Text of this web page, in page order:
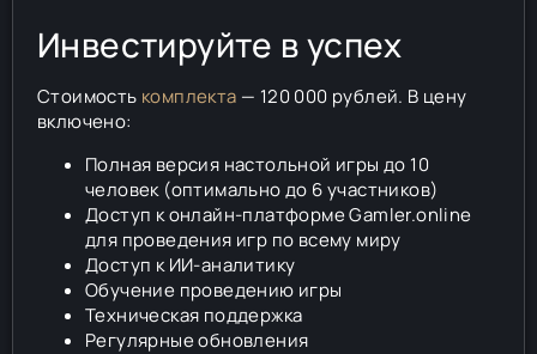
Инвестируйте в успех
Стоимость комплекта — 120 000 рублей. В цену
включено:
Полная версия настольной игры до 10
человек (оптимально до 6 участников)
Доступ к онлайн-платформе Gamler.online
для проведения игр по всему миру
Доступ к ИИ-аналитику
Обучение проведению игры
Техническая поддержка
Регулярные обновления